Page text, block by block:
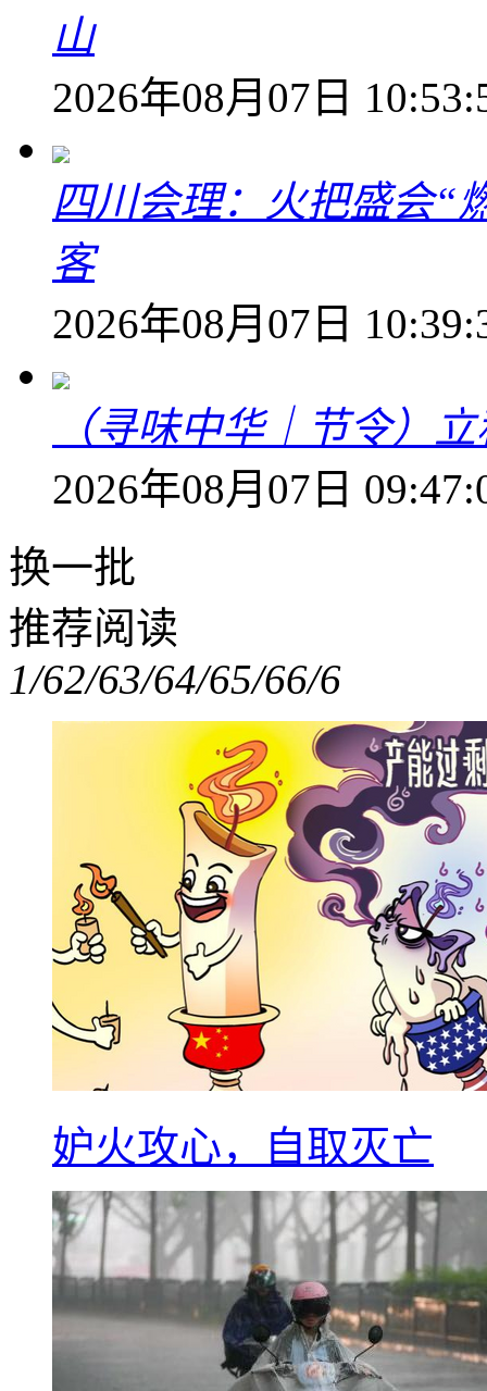
山
2026年08月07日
四川会理：火把盛会“
客
2026年08月07日
（寻味中华｜节令）
2026年08月07日
换一批
推荐阅读
1/62/63/64/65/66/6
妒火攻心，自取灭亡